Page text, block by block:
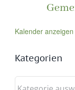
Kalender anzeigen
Kategorien
Kategorien